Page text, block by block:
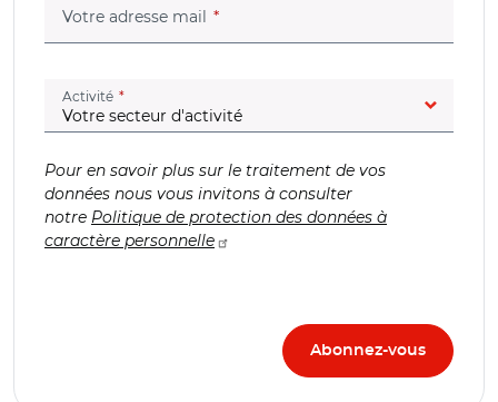
Votre adresse mail (champ obligatoire)
Activité (champ obligatoire)
Pour en savoir plus sur le traitement de vos
données nous vous invitons à consulter
notre Politique de protection des données à
caractère personnelle